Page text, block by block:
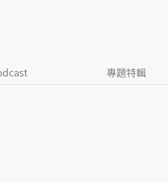
專題特輯